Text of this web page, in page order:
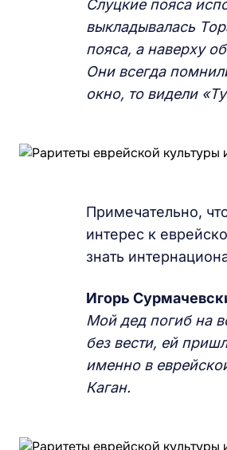
Слуцкие пояса
выкладывалась Т
пояса, а наверху
Они всегда
окно, товидели
Примечательно,
интерес к
знать
Игорь
Мойдед погиб на
без вести, ей
именно в
Каган.